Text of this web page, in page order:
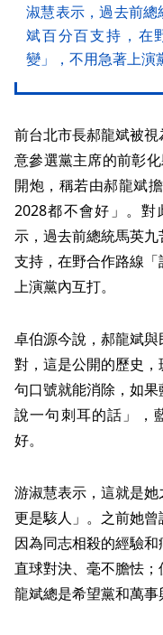
淑慧表示，過去前
斌百分百支持，在
變」，不用急著上演
前台北市長郝龍斌被
意參選黨主席的前彰
開炮，稱若由郝龍斌
2028都不會好」。
示，過去前總統馬英
支持，在野合作路線
上演黨內互打。
卓伯源今說，郝龍斌
對，這是公開的歷史
句口號就能消除，如
說一句刺耳的話」，
好。
游淑慧表示，這就是她
更是駭人」。之前她
因為同志相殺的經驗
直球對決、毫不膽怯
龍斌總是希望黨和萬事